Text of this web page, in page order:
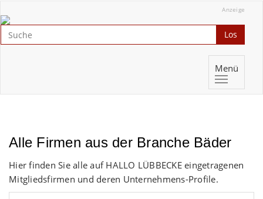
Anzeige
Los
Menü
Alle Firmen aus der Branche Bäder
Hier finden Sie alle auf HALLO LÜBBECKE eingetragenen
Mitgliedsfirmen und deren Unternehmens-Profile.